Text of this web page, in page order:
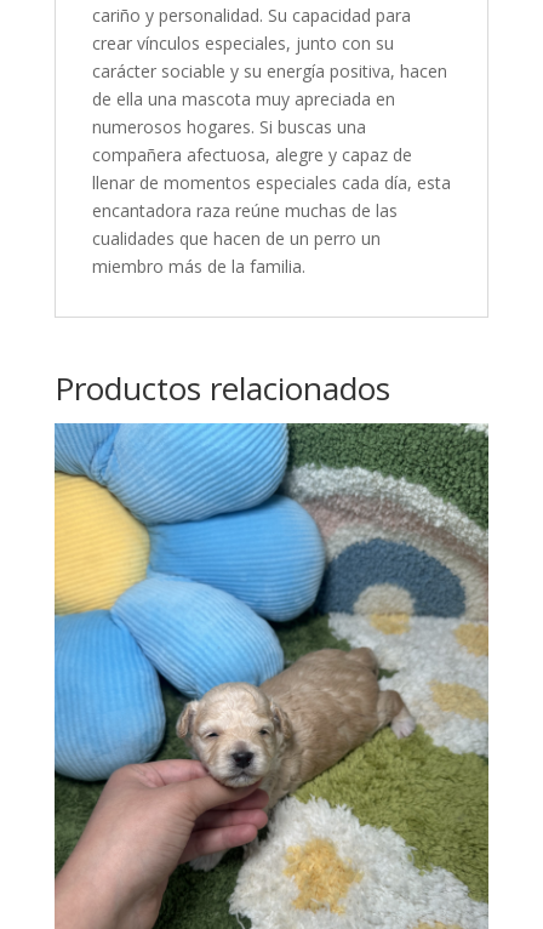
cariño y personalidad. Su capacidad para
crear vínculos especiales, junto con su
carácter sociable y su energía positiva, hacen
de ella una mascota muy apreciada en
numerosos hogares. Si buscas una
compañera afectuosa, alegre y capaz de
llenar de momentos especiales cada día, esta
encantadora raza reúne muchas de las
cualidades que hacen de un perro un
miembro más de la familia.
Productos relacionados